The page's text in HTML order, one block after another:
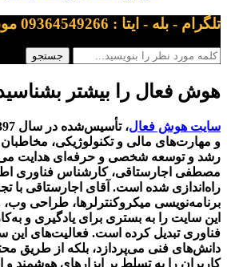
تلگرام - بله - ایتا : 09364549266 موبایل : 09119542983
هوش فعال را بیشتر
سایت هوش فعال
و مهارت‌های مالی و تکنولوژیکی،
رشد و توسعه شخصی و حرفه‌ای هدایت
مصطفی اجارستاقی، کارشناس فناوری
راه‌اندازی شده است. آقای اجارستاقی با
برنامه‌نویسی میکروکنترلرها، طراحی
این سایت را به بستری برای یادگیری و
فناوری تبدیل کرده است. فعالیت‌های این
دانش‌های فنی می‌پردازد، بلکه از طریق
کاربران را به تسلط بر ابزارهای هوشمند